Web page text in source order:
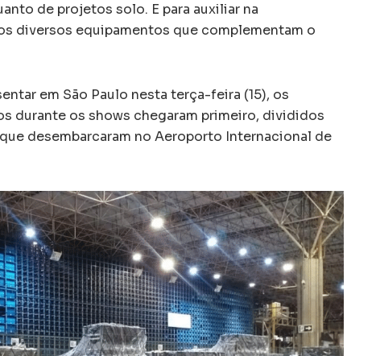
de projetos solo. E para auxiliar na
diversos equipamentos que complementam o
em São Paulo nesta terça-feira (15), os
durante os shows chegaram primeiro, divididos
desembarcaram no Aeroporto Internacional de